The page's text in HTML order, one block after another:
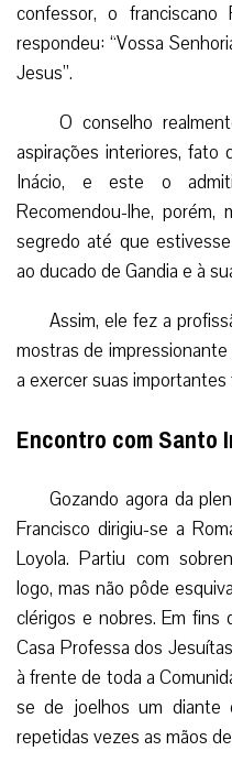
confessor, o
respondeu: “Vossa
Jesus”.
O conselho
aspirações interiores, fato
Inácio, e este o
Recomendou-lhe,
segredo até que
ao ducado de Gandia e à
Assim, ele fez a
mostras de
a exercer suas
Encontro com Santo
Gozando agora da
Francisco dirigiu-se a
Loyola. Partiu com
logo, mas não pôde
clérigos e nobres. Em fins
Casa Professa dos
à frente de toda a
se de joelhos um diante
repetidas vezes as mãos